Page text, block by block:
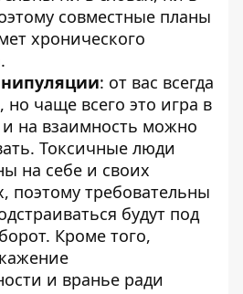
совместные планы
хронического
: от вас всегда
но чаще всего это игра в
на взаимность можно
Токсичные люди
на себе и своих
поэтому требовательны
будут под
Кроме того,
и вранье ради